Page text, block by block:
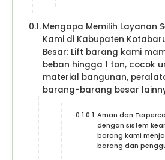
Mengapa Memilih Layanan
Kami di Kabupaten
Besar: Lift barang kami
beban hingga 1 ton, cocok
material bangunan,
barang-barang besar
Aman dan
dengan sistem
barang kami
barang dan